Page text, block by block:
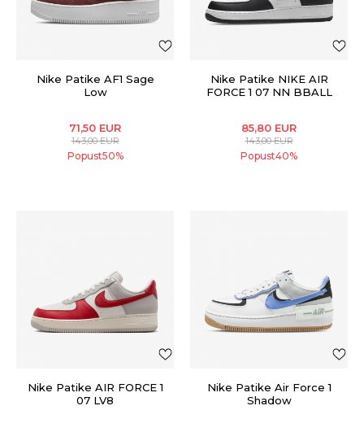
Nike Patike AF1 Sage
Low
71,50 EUR
143,00EUR
Popust50%
Nike Patike NIKE AIR
FORCE 1 07 NN BBALL
85,80 EUR
143,00EUR
Popust40%
Nike Patike AIR FORCE 1
07 LV8
Nike Patike Air Force 1
Shadow